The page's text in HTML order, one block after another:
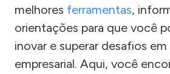
melhores ferramentas,
orientações para que você
inovar e superar desafios
empresarial. Aqui, você